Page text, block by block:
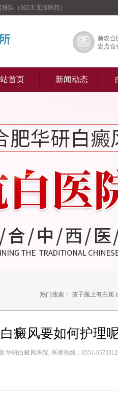
队（365天无假医院）
新农合
定点合
首页 新闻动态
热门搜索： 孩子脸上有白斑
癜风要如何护理
:华研白癜风医院, 医师热线：0551-